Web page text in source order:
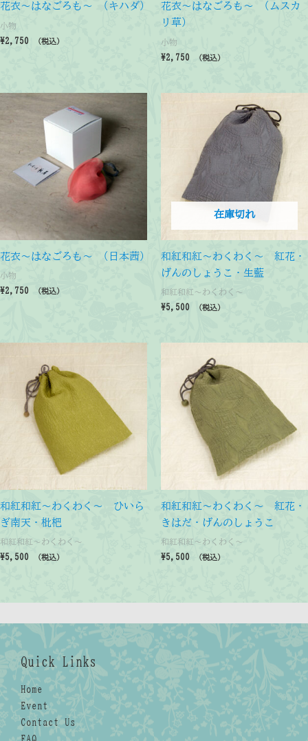
花衣～はなごろも～ (キハダ)
小物
¥2,750 （税込）
花衣～はなごろも～ (ムスカ
リ草)
小物
¥2,750 （税込）
花衣～はなごろも～ (日本茜)
小物
¥2,750 （税込）
在庫切れ
和紅和紅～わくわく～ 紅花・
げんのしょうこ・生藍
和紅和紅～わくわく～
¥5,500 （税込）
和紅和紅～わくわく～ ひいら
ぎ南天・枇杷
和紅和紅～わくわく～
¥5,500 （税込）
和紅和紅～わくわく～ 紅花・
きはだ・げんのしょうこ
和紅和紅～わくわく～
¥5,500 （税込）
Quick Links
Home
Event
Contact Us
FAQ